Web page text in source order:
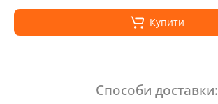
Купити
Способи доставки: